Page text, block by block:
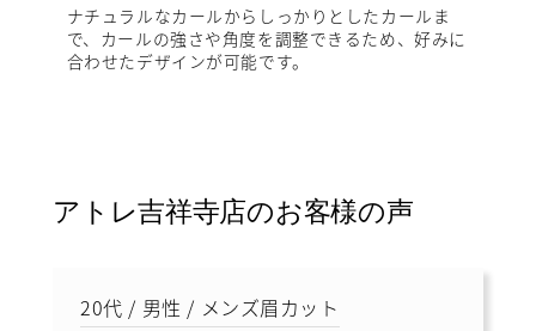
ナチュラルなカールからしっかりとしたカールま
で、カールの強さや角度を調整できるため、好みに
合わせたデザインが可能です。
アトレ吉祥寺店のお客様の声
20代 / 男性 / メンズ眉カット